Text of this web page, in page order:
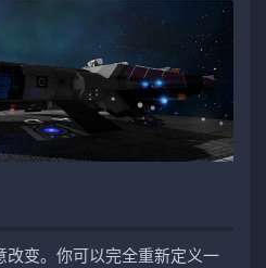
改变。你可以完全重新定义一